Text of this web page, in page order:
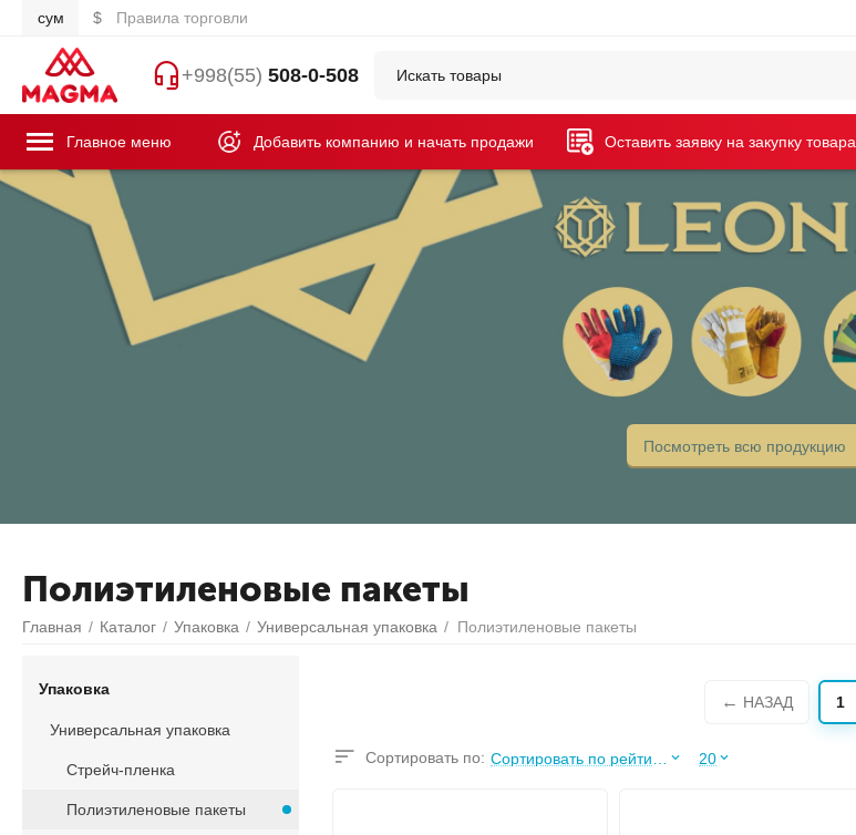
сум $ Правила торговли
+998(55) 508-0-508
Главное меню Добавить компанию и начать продажи Оставить заявку на закупку товара
Посмотреть всю продукцию
Полиэтиленовые пакеты
Главная / Каталог / Упаковка / Универсальная упаковка / Полиэтиленовые пакеты
НАЗАД 1
Сортировать по: 20
Упаковка
Универсальная упаковка
Стрейч-пленка
Полиэтиленовые пакеты